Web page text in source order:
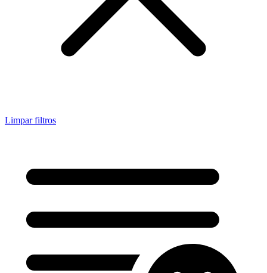
Limpar filtros